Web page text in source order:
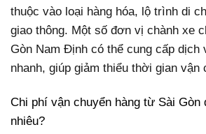
thuộc vào loại hàng hóa, lộ trình di
giao thông. Một số đơn vị chành xe
Gòn Nam Định có thể cung cấp dịch
nhanh, giúp giảm thiểu thời gian vận
Chi phí vận chuyển hàng từ Sài Gòn
nhiêu?